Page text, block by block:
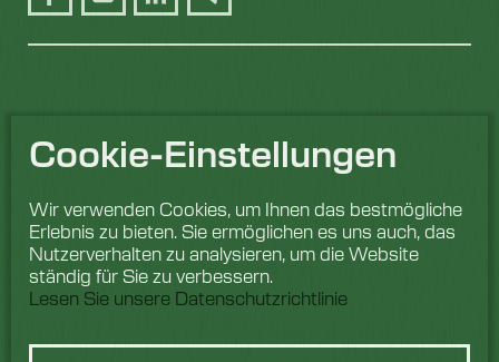
Cookie-Einstellungen
Wir verwenden Cookies, um Ihnen das bestmögliche
Erlebnis zu bieten. Sie ermöglichen es uns auch, das
Nutzerverhalten zu analysieren, um die Website
ständig für Sie zu verbessern.
Lesen Sie unsere Datenschutzrichtlinie